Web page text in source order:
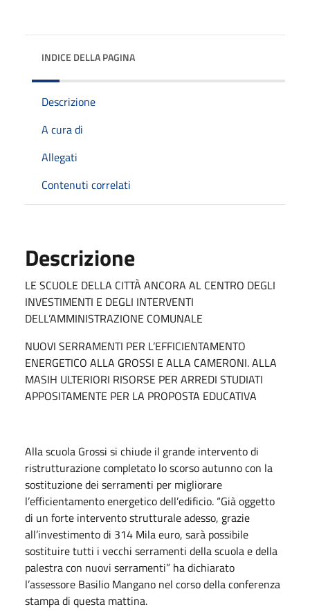
INDICE DELLA PAGINA
Descrizione
A cura di
Allegati
Contenuti correlati
Descrizione
LE SCUOLE DELLA CITTÀ ANCORA AL CENTRO DEGLI
INVESTIMENTI E DEGLI INTERVENTI
DELL’AMMINISTRAZIONE COMUNALE
NUOVI SERRAMENTI PER L’EFFICIENTAMENTO
ENERGETICO ALLA GROSSI E ALLA CAMERONI. ALLA
MASIH ULTERIORI RISORSE PER ARREDI STUDIATI
APPOSITAMENTE PER LA PROPOSTA EDUCATIVA
Alla scuola Grossi si chiude il grande intervento di
ristrutturazione completato lo scorso autunno con la
sostituzione dei serramenti per migliorare
l’efficientamento energetico dell’edificio. “Già oggetto
di un forte intervento strutturale adesso, grazie
all’investimento di 314 Mila euro, sarà possibile
sostituire tutti i vecchi serramenti della scuola e della
palestra con nuovi serramenti” ha dichiarato
l’assessore Basilio Mangano nel corso della conferenza
stampa di questa mattina.